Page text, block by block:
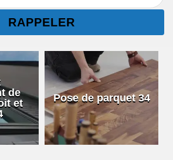
de
et
Pose de parquet 34